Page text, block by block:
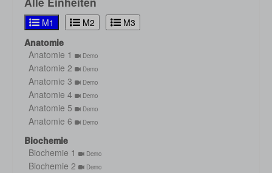
M1 M2
M3
Anatomie
Anatomie 1
Demo
Anatomie 2 Demo
Anatomie 3 Demo
Anatomie 4 Demo
Anatomie 5 Demo
Anatomie 6 Demo
Biochemie
Biochemie 1
Demo
Biochemie 2 Demo